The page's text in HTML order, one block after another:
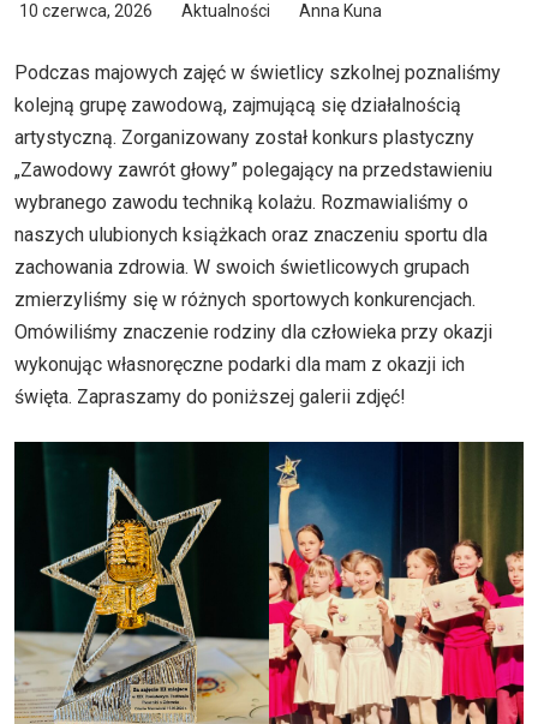
10 czerwca, 2026 Aktualności Anna Kuna
Podczas majowych zajęć w świetlicy szkolnej poznaliśmy
kolejną grupę zawodową, zajmującą się działalnością
artystyczną. Zorganizowany został konkurs plastyczny
„Zawodowy zawrót głowy” polegający na przedstawieniu
wybranego zawodu techniką kolażu. Rozmawialiśmy o
naszych ulubionych książkach oraz znaczeniu sportu dla
zachowania zdrowia. W swoich świetlicowych grupach
zmierzyliśmy się w różnych sportowych konkurencjach.
Omówiliśmy znaczenie rodziny dla człowieka przy okazji
wykonując własnoręczne podarki dla mam z okazji ich
święta. Zapraszamy do poniższej galerii zdjęć!